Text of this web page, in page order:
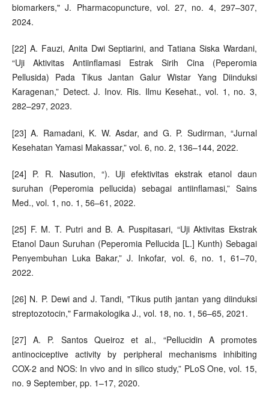
biomarkers," J. Pharmacopuncture, vol. 27, no. 4, 297–307,
2024.
[22] A. Fauzi, Anita Dwi Septiarini, and Tatiana Siska Wardani,
“Uji Aktivitas Antiinflamasi Estrak Sirih Cina (Peperomia
Pellusida) Pada Tikus Jantan Galur Wistar Yang Diinduksi
Karagenan,” Detect. J. Inov. Ris. Ilmu Kesehat., vol. 1, no. 3,
282–297, 2023.
[23] A. Ramadani, K. W. Asdar, and G. P. Sudirman, “Jurnal
Kesehatan Yamasi Makassar,” vol. 6, no. 2, 136–144, 2022.
[24] P. R. Nasution, “). Uji efektivitas ekstrak etanol daun
suruhan (Peperomia pellucida) sebagai antiinflamasi,” Sains
Med., vol. 1, no. 1, 56–61, 2022.
[25] F. M. T. Putri and B. A. Puspitasari, “Uji Aktivitas Ekstrak
Etanol Daun Suruhan (Peperomia Pellucida [L.] Kunth) Sebagai
Penyembuhan Luka Bakar,” J. Inkofar, vol. 6, no. 1, 61–70,
2022.
[26] N. P. Dewi and J. Tandi, "Tikus putih jantan yang diinduksi
streptozotocin," Farmakologika J., vol. 18, no. 1, 56–65, 2021.
[27] A. P. Santos Queiroz et al., “Pellucidin A promotes
antinociceptive activity by peripheral mechanisms inhibiting
COX-2 and NOS: In vivo and in silico study,” PLoS One, vol. 15,
no. 9 September, pp. 1–17, 2020.